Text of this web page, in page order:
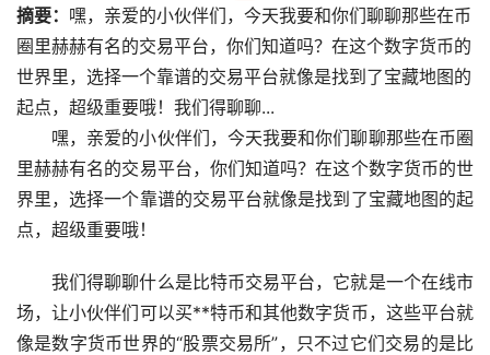
摘要： 嘿，亲爱的小伙伴们，今天我要和你们聊聊那些在币
圈里赫赫有名的交易平台，你们知道吗？在这个数字货币的
世界里，选择一个靠谱的交易平台就像是找到了宝藏地图的
起点，超级重要哦！我们得聊聊...
嘿，亲爱的小伙伴们，今天我要和你们聊聊那些在币圈
里赫赫有名的交易平台，你们知道吗？在这个数字货币的世
界里，选择一个靠谱的交易平台就像是找到了宝藏地图的起
点，超级重要哦！
我们得聊聊什么是比特币交易平台，它就是一个在线市
场，让小伙伴们可以买**特币和其他数字货币，这些平台就
像是数字货币世界的“股票交易所”，只不过它们交易的是比